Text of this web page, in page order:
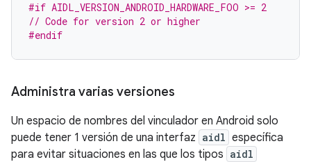
#if AIDL_VERSION_ANDROID_HARDWARE_FOO >= 2
// Code for version 2 or higher
#endif
Administra varias versiones
Un espacio de nombres del vinculador en Android solo
puede tener 1 versión de una interfaz aidl específica
para evitar situaciones en las que los tipos aidl